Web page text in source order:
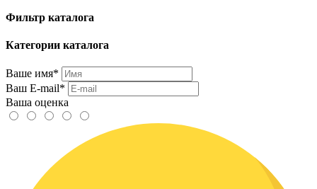
Фильтр каталога
Категории каталога
Ваше имя*
Ваш E-mail*
Ваша оценка